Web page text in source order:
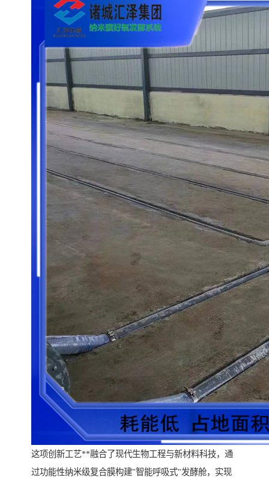
这项创新工艺**融合了现代生物工程与新材料科技，通
过功能性纳米级复合膜构建"智能呼吸式"发酵舱，实现